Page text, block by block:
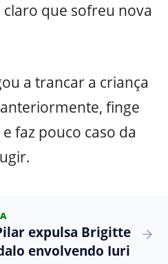
que sofreu nova
a trancar a criança
finge
faz pouco caso da
expulsa Brigitte
envolvendo Iuri